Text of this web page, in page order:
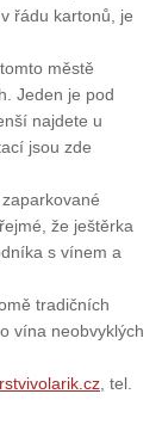
řádu kartonů, je
městě
Jeden je pod
najdete u
jsou zde
že ještěrka
s vínem a
tradičních
vína neobvyklých
, tel.